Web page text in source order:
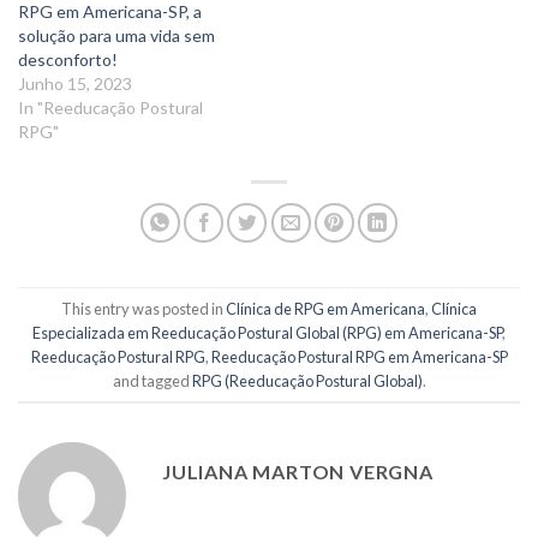
RPG em Americana-SP, a
solução para uma vida sem
desconforto!
Junho 15, 2023
In "Reeducação Postural
RPG"
This entry was posted inClínica de RPG em Americana,Clínica
Especializada em Reeducação Postural Global (RPG) em Americana-SP,
Reeducação Postural RPG,Reeducação Postural RPG em Americana-SP
and taggedRPG (Reeducação Postural Global).
JULIANA MARTON VERGNA